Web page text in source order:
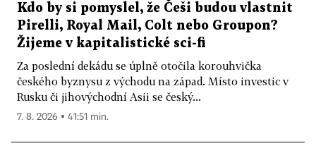
Kdo by si pomyslel, že Češi budou vlastnit
Pirelli, Royal Mail, Colt nebo Groupon?
Žijeme v kapitalistické sci-fi
Za poslední dekádu se úplně otočila korouhvička
českého byznysu z východu na západ. Místo investic v
Rusku či jihovýchodní Asii se český...
7. 8. 2026 ▪ 41:51 min.